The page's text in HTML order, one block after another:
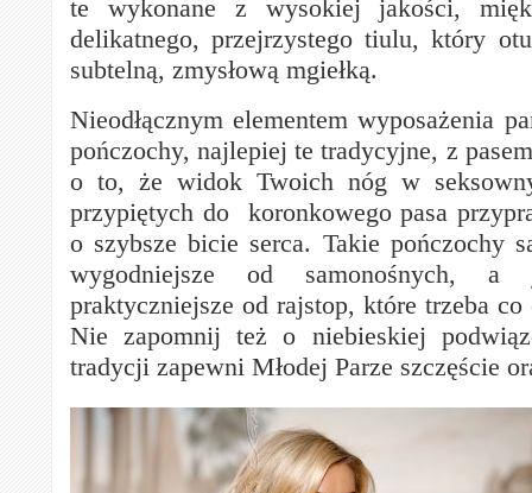
te wykonane z wysokiej jakości,
delikatnego, przejrzystego tiulu, który
subtelną, zmysłową mgiełką.
Nieodłącznym elementem wyposażenia
pończochy, najlepiej te tradycyjne, z
o to, że widok Twoich nóg w
przypiętych do koronkowego pasa
o szybsze bicie serca. Takie pończochy
wygodniejsze od samonośnych,
praktyczniejsze od rajstop, które trzeba
Nie zapomnij też o niebieskiej
tradycji zapewni Młodej Parze szczęście